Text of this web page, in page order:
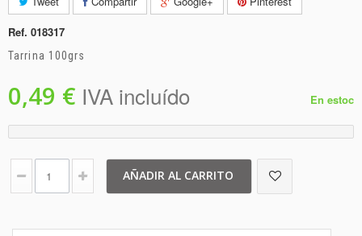
Ref. 018317
Tarrina 100grs
0,49 € IVA incluído En estoc
AÑADIR AL CARRITO